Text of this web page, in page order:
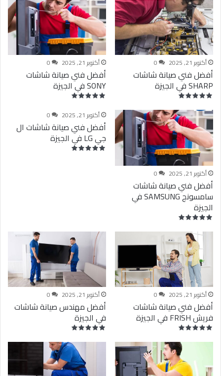
أكتوبر 21, 2025 0
أفضل فني صيانة شاشات
SHARP في الجيزة
أكتوبر 21, 2025 0
أفضل فني صيانة شاشات
SONY في الجيزة
أكتوبر 21, 2025 0
أفضل فني صيانة شاشات
سامسونج SAMSUNG في
الجيزة
أكتوبر 21, 2025 0
أفضل فني صيانة شاشات ال
جي LG في الجيزة
أكتوبر 21, 2025 0
أفضل فني صيانة شاشات
فريش FRISH في الجيزة
أكتوبر 21, 2025 0
أفضل مهندس صيانة شاشات
في الجيزة